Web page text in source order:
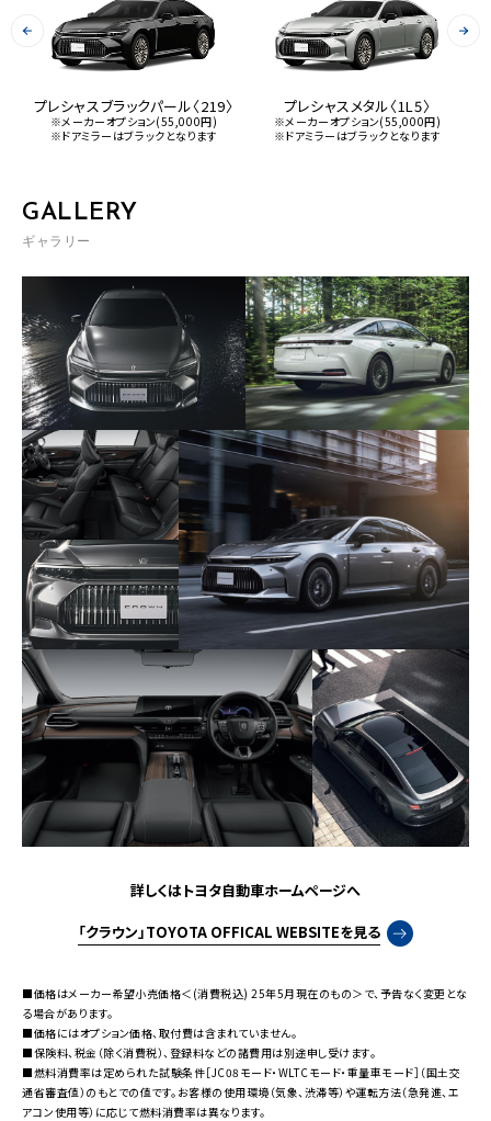
プレシャスブラックパール〈219〉
※メーカーオプション(55,000円)
※ドアミラーはブラックとなります
プレシャスメタル〈1L5〉
※メーカーオプション(55,000円)
※ドアミラーはブラックとなります
GALLERY
ギャラリー
詳しくはトヨタ自動車ホームページへ
「クラウン」TOYOTA OFFICAL WEBSITEを見る
■価格はメーカー希望小売価格＜(消費税込) 25年5月現在のもの＞で、予告なく変更とな
る場合があります。
■価格にはオプション価格、取付費は含まれていません。
■保険料、税金（除く消費税）、登録料などの諸費用は別途申し受けます。
■燃料消費率は定められた試験条件［JC08モード・WLTCモード・重量車モード］（国土交
通省審査値）のもとでの値です。お客様の使用環境（気象、渋滞等）や運転方法（急発進、エ
アコン使用等）に応じて燃料消費率は異なります。